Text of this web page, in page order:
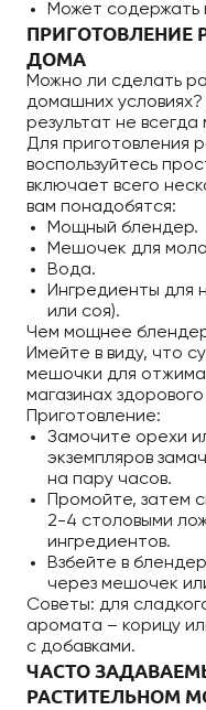
Может содержать
ПРИГОТОВЛЕНИЕ
ДОМА
Можно ли сделать
домашних
результат не
Для приготовления
воспользуйтесь
включает всего
вам понадобятся:
Мощный блендер.
Мешочек для
Вода.
Ингредиенты для
или соя).
Чем мощнее
Имейте в виду, что
мешочки для
магазинах
Приготовление:
Замочите орехи
экземпляров
на пару часов.
Промойте, затем
2-4 столовыми
ингредиентов.
Взбейте в
через мешочек
Советы: для
аромата – корицу
с добавками.
ЧАСТО
РАСТИТЕЛЬНОМ